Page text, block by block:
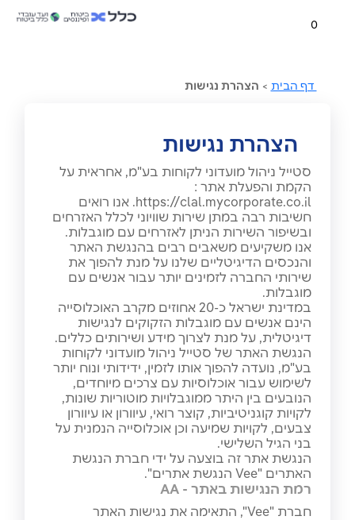
0
דף הבית > הצהרת נגישות
הצהרת נגישות
סטייל ניהול מועדוני לקוחות בע"מ, אחראית על
הקמת והפעלת אתר :
https://clal.mycorporate.co.il. אנו רואים
חשיבות רבה במתן שירות שוויוני לכלל האזרחים
ובשיפור השירות הניתן לאזרחים עם מוגבלות.
אנו משקיעים משאבים רבים בהנגשת האתר
והנכסים הדיגיטליים שלנו על מנת להפוך את
שירותי החברה לזמינים יותר עבור אנשים עם
מוגבלות.
במדינת ישראל כ-20 אחוזים מקרב האוכלוסייה
הינם אנשים עם מוגבלות הזקוקים לנגישות
דיגיטלית, על מנת לצרוך מידע ושירותים כללים.
הנגשת האתר של סטייל ניהול מועדוני לקוחות
בע"מ, נועדה להפוך אותו לזמין, ידידותי ונוח יותר
לשימוש עבור אוכלוסיות עם צרכים מיוחדים,
הנובעים בין היתר ממוגבלויות מוטוריות שונות,
לקויות קוגניטיביות, קוצר רואי, עיוורון או עיוורון
צבעים, לקויות שמיעה וכן אוכלוסייה הנמנית על
בני הגיל השלישי.
הנגשת אתר זה בוצעה על ידי חברת הנגשת
האתרים "Vee הנגשת אתרים".
רמת הנגישות באתר - AA
חברת "Vee", התאימה את נגישות האתר